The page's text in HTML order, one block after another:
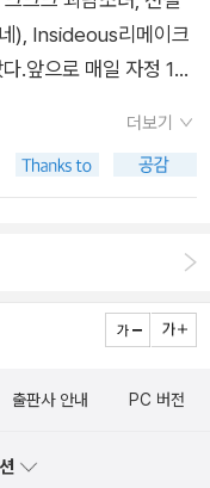
가게 되었는데 그곳은
상도 할 수 없는 꼭꼭
은 노랑모자를 돌봐주
이라 부르는 노랑모자
다. 그리고 다시 노랑
가 빛이 들어왔어. 깜
쇠 괴물이 막 들어왔
. 쇠 괴물은 차가웠어.
말았어. 그리고 쇠 괴
죽고 있고 그 모습을
지 부모입장,아이입장
단순하게 생각하면 답
다.우리 아이들에게 지
서 끝나는것이 아니
먹먹함,슬픔,안타까움.
이 엄마에게 보내는
야기를 들어보면서 생
욱 충실히 살리려 한
과정에서는 의도했든
는 법이지만, 이 그래픽
대로 구현하는 것에
알라딘 책소개 제4회
는 순간 그 생명의 주인
쓰지 않고서는 견딜 수
무할 수 있는 환상적 공
로 자연스러워 심사위
조해낸 솜씨가 보통이
더보기
출판사 안내 PC 버전